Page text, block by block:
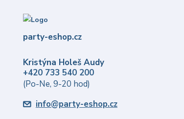
party-eshop.cz
Kristýna Holeš Audy
+420 733 540 200
(Po-Ne, 9-20 hod)
info@party-eshop.cz